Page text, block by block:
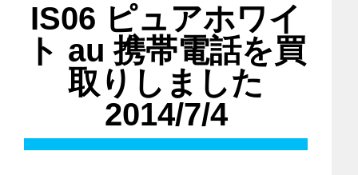
IS06 ピュアホワイ
ト au 携帯電話を買
取りしました
2014/7/4